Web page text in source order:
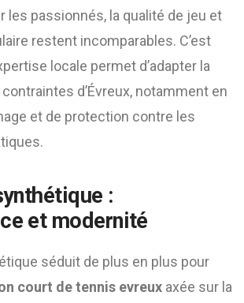
les passionnés, la qualité de jeu et
restent incomparables. C’est
locale permet d’adapter la
d’Évreux, notamment en
et de protection contre les
:
et modernité
séduit de plus en plus pour
court de tennis evreux axée sur la